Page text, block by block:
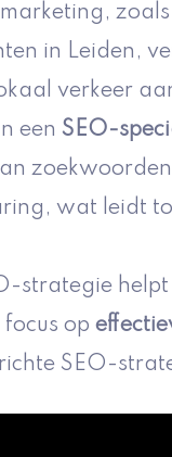
in Leiden,
verkeer
een SEO-
wat leidt
strategie
op
SEO-